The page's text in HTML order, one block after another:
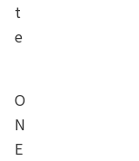
t
e
O
N
E